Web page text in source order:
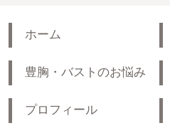
ホーム
豊胸・バストのお悩み
プロフィール